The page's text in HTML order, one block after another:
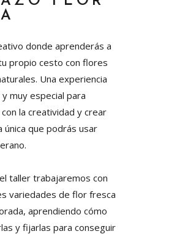
donde aprenderás a
propio cesto con flores
Una experiencia
muy especial para
la creatividad y crear
única que podrás usar
taller trabajaremos con
variedades de flor fresca
aprendiendo cómo
y fijarlas para conseguir